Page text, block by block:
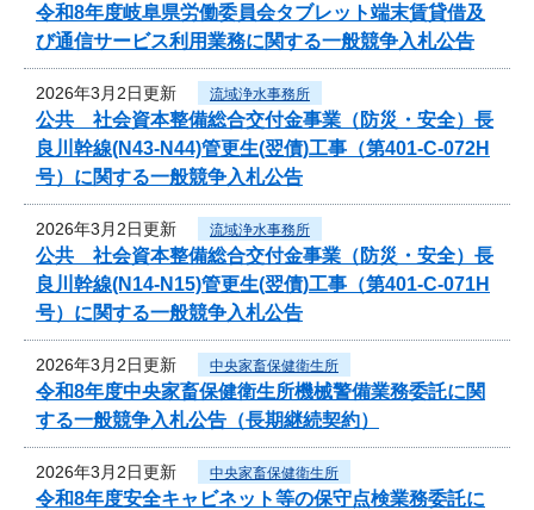
令和8年度岐阜県労働委員会タブレット端末賃貸借及
び通信サービス利用業務に関する一般競争入札公告
2026年3月2日更新 流域浄水事務所
公共 社会資本整備総合交付金事業（防災・安全）長
良川幹線(N43-N44)管更生(翌債)工事（第401-C-072H
号）に関する一般競争入札公告
2026年3月2日更新 流域浄水事務所
公共 社会資本整備総合交付金事業（防災・安全）長
良川幹線(N14-N15)管更生(翌債)工事（第401-C-071H
号）に関する一般競争入札公告
2026年3月2日更新 中央家畜保健衛生所
令和8年度中央家畜保健衛生所機械警備業務委託に関
する一般競争入札公告（長期継続契約）
2026年3月2日更新 中央家畜保健衛生所
令和8年度安全キャビネット等の保守点検業務委託に